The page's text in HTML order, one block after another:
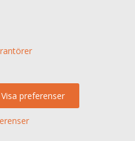
Visa preferenser